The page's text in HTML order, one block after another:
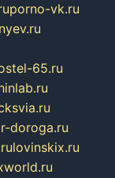
porno-vk.ru
65.ru
doroga.ru
lovinskix.ru